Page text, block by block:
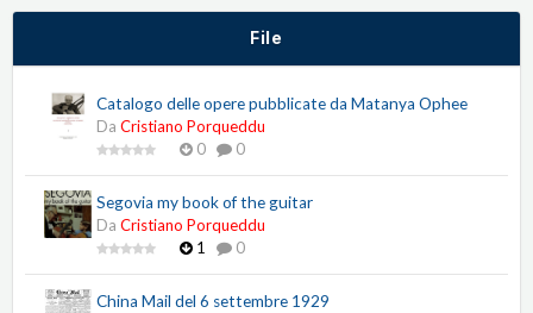
File
Catalogo delle opere pubblicate da Matanya Ophee
Da Cristiano Porqueddu
0
0
Segovia my book of the guitar
Da Cristiano Porqueddu
1
0
China Mail del 6 settembre 1929